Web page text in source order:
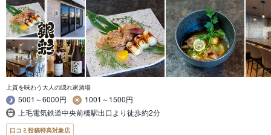
上質を味わう大人の隠れ家酒場
5001～6000円
1001～1500円
上毛電気鉄道中央前橋駅出口より徒歩約2分
口コミ投稿特典対象店